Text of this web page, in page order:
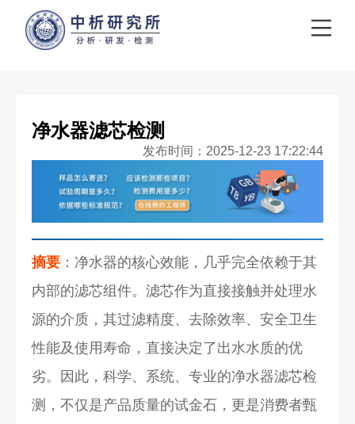
净水器滤芯检测
发布时间：2025-12-23 17:22:44
摘要 ：净水器的核心效能，几乎完全依赖于其
内部的滤芯组件。滤芯作为直接接触并处理水
源的介质，其过滤精度、去除效率、安全卫生
性能及使用寿命，直接决定了出水水质的优
劣。因此，科学、系统、专业的净水器滤芯检
测，不仅是产品质量的试金石，更是消费者甄